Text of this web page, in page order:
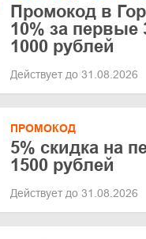
Промокод в
10% за первые
1000 рублей
Действует до 31.08.2026
ПРОМОКОД
5% скидка на
1500 рублей
Действует до 31.08.2026